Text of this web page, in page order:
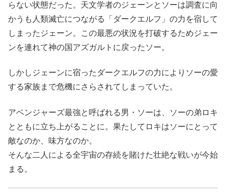
らない状態だった。天文学者のジェーンとソーは調査に向
かうも人類滅亡につながる「ダークエルフ」の力を宿して
しまったジェーン。この最悪の状況を打破するためジェー
ンを連れて神の国アズガルトに戻ったソー。
しかしジェーンに宿ったダークエルフの力によりソーの愛
する家族まで危機にさらされてしまっていた。
アベンジャーズ最強と呼ばれる男・ソーは、ソーの弟ロキ
とともに立ち上がることに。果たしてロキはソーにとって
敵なのか、味方なのか。
そんな二人による全宇宙の存続を賭けた壮絶な戦いが今始
まる。